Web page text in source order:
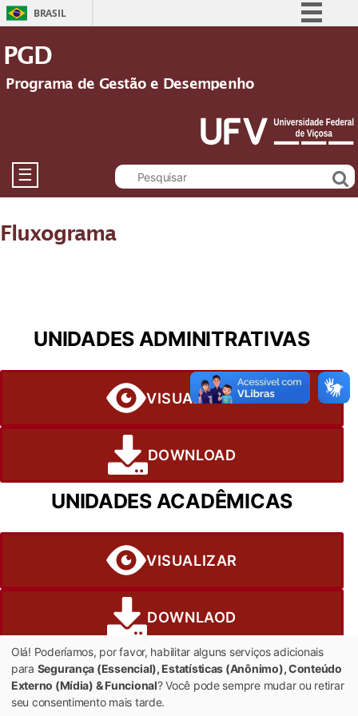
BRASIL
Participe
Acesso à informação
Legislação
Canais
PGD
Programa de Gestão e Desempenho
☰
Fluxograma
UNIDADES ADMINITRATIVAS
VISUALIZAR
DOWNLOAD
UNIDADES ACADÊMICAS
VISUALIZAR
DOWNLAOD
Olá! Poderíamos, por favor, habilitar alguns serviços adicionais
para Segurança (Essencial), Estatísticas (Anônimo), Conteúdo
Externo (Mídia) & Funcional? Você pode sempre mudar ou retirar
seu consentimento mais tarde.